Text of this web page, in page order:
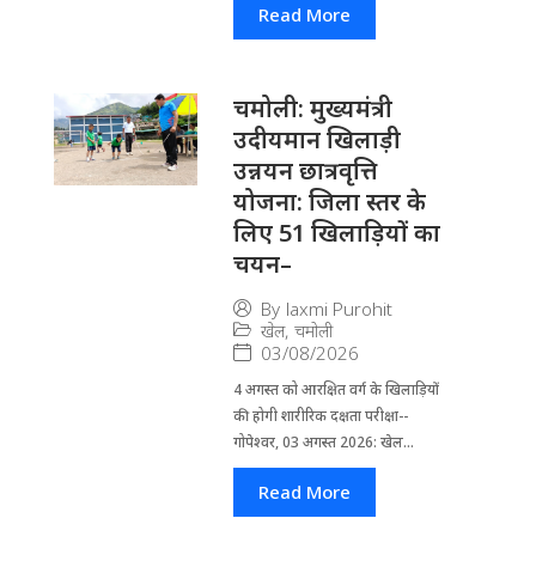
Read More
चमोली: मुख्यमंत्री
उदीयमान खिलाड़ी
उन्नयन छात्रवृत्ति
योजना: जिला स्तर के
लिए 51 खिलाड़ियों का
चयन–
By laxmi Purohit
खेल, चमोली
03/08/2026
4 अगस्त को आरक्षित वर्ग के खिलाड़ियों
की होगी शारीरिक दक्षता परीक्षा--
गोपेश्वर, 03 अगस्त 2026: खेल...
Read More